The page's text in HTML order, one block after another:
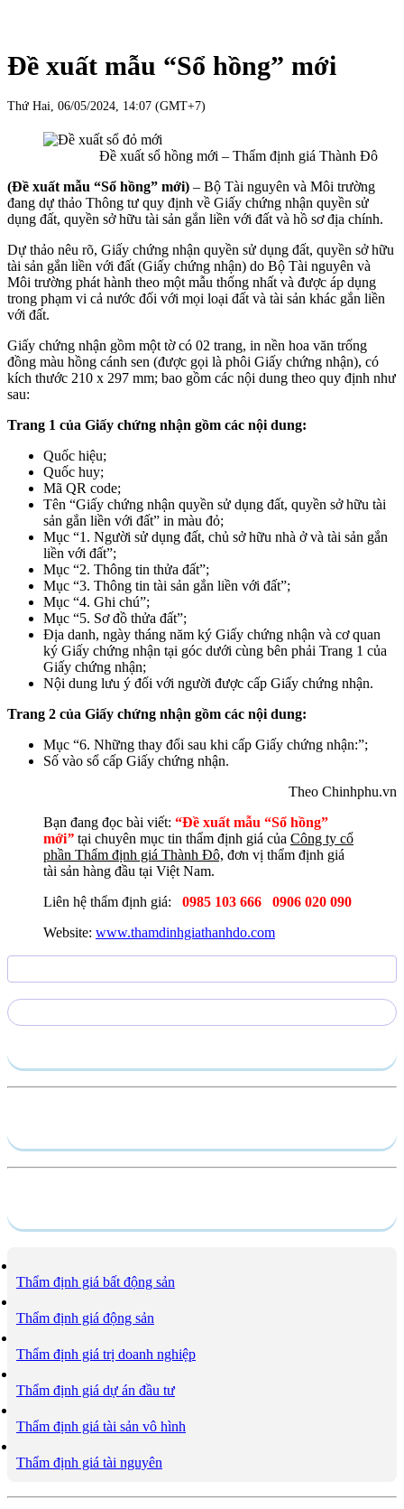
Đề xuất mẫu “Sổ hồng” mới
Thứ Hai, 06/05/2024, 14:07 (GMT+7)
Đề xuất sổ hồng mới – Thẩm định giá Thành Đô
(Đề xuất mẫu “Sổ hồng” mới) – Bộ Tài nguyên và Môi trường
đang dự thảo Thông tư quy định về Giấy chứng nhận quyền sử
dụng đất, quyền sở hữu tài sản gắn liền với đất và hồ sơ địa chính.
Dự thảo nêu rõ, Giấy chứng nhận quyền sử dụng đất, quyền sở hữu
tài sản gắn liền với đất (Giấy chứng nhận) do Bộ Tài nguyên và
Môi trường phát hành theo một mẫu thống nhất và được áp dụng
trong phạm vi cả nước đối với mọi loại đất và tài sản khác gắn liền
với đất.
Giấy chứng nhận gồm một tờ có 02 trang, in nền hoa văn trống
đồng màu hồng cánh sen (được gọi là phôi Giấy chứng nhận), có
kích thước 210 x 297 mm; bao gồm các nội dung theo quy định như
sau:
Trang 1 của Giấy chứng nhận gồm các nội dung:
Quốc hiệu;
Quốc huy;
Mã QR code;
Tên “Giấy chứng nhận quyền sử dụng đất, quyền sở hữu tài
sản gắn liền với đất” in màu đỏ;
Mục “1. Người sử dụng đất, chủ sở hữu nhà ở và tài sản gắn
liền với đất”;
Mục “2. Thông tin thửa đất”;
Mục “3. Thông tin tài sản gắn liền với đất”;
Mục “4. Ghi chú”;
Mục “5. Sơ đồ thửa đất”;
Địa danh, ngày tháng năm ký Giấy chứng nhận và cơ quan
ký Giấy chứng nhận tại góc dưới cùng bên phải Trang 1 của
Giấy chứng nhận;
Nội dung lưu ý đối với người được cấp Giấy chứng nhận.
Trang 2 của Giấy chứng nhận gồm các nội dung:
Mục “6. Những thay đổi sau khi cấp Giấy chứng nhận:”;
Số vào sổ cấp Giấy chứng nhận.
Theo Chinhphu.vn
Bạn đang đọc bài viết: “Đề xuất mẫu “Sổ hồng”
mới” tại chuyên mục tin thẩm định giá của Công ty cổ
phần Thẩm định giá Thành Đô, đơn vị thẩm định giá
tài sản hàng đầu tại Việt Nam.
Liên hệ thẩm định giá:
0985 103 666
0906 020 090
Website: www.thamdinhgiathanhdo.com
Thẩm định giá bất động sản
Thẩm định giá động sản
Thẩm định giá trị doanh nghiệp
Thẩm định giá dự án đầu tư
Thẩm định giá tài sản vô hình
Thẩm định giá tài nguyên